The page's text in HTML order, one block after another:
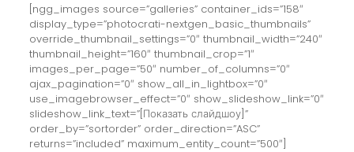
[ngg_images source=”galleries” container_ids=”158″
display_type=”photocrati-nextgen_basic_thumbnails”
override_thumbnail_settings=”0″ thumbnail_width=”240″
thumbnail_height=”160″ thumbnail_crop=”1″
images_per_page=”50″ number_of_columns=”0″
ajax_pagination=”0″ show_all_in_lightbox=”0″
use_imagebrowser_effect=”0″ show_slideshow_link=”0″
slideshow_link_text=”[Показать слайдшоу]”
order_by=”sortorder” order_direction=”ASC”
returns=”included” maximum_entity_count=”500″]